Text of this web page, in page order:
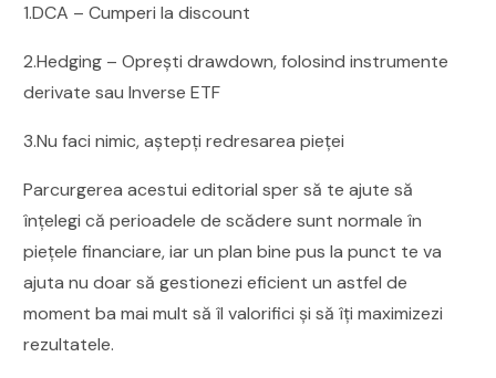
1.DCA – Cumperi la discount
2.Hedging – Oprești drawdown, folosind instrumente
derivate sau Inverse ETF
3.Nu faci nimic, aștepți redresarea pieței
Parcurgerea acestui editorial sper să te ajute să
înțelegi că perioadele de scădere sunt normale în
piețele financiare, iar un plan bine pus la punct te va
ajuta nu doar să gestionezi eficient un astfel de
moment ba mai mult să îl valorifici și să îți maximizezi
rezultatele.